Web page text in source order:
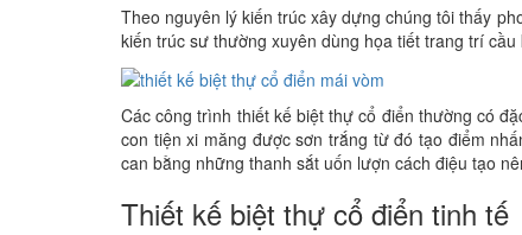
Theo nguyên lý kiến trúc xây dựng chúng tôi thấy
kiến trúc sư thường xuyên dùng họa tiết trang trí
Các công trình thiết kế biệt thự cổ điển thường có
con tiện xi măng được sơn trắng từ đó tạo điểm
can bằng những thanh sắt uốn lượn cách điệu tạo
Thiết kế biệt thự cổ điển tinh tế